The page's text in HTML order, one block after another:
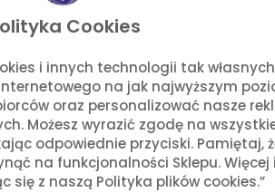
Cookies
i innych technologii tak
na jak najwyższym
oraz personalizować nasze
Możesz wyrazić zgodę na
odpowiednie przyciski. Pamiętaj,
na funkcjonalności Sklepu.
się z naszą Polityka plików cookies.”